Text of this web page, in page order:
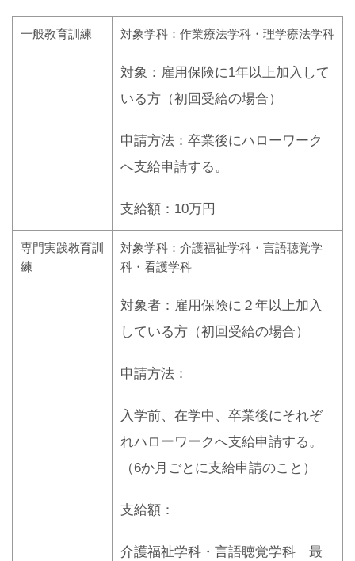
一般教育訓練 対象学科：作業療法学科・理学療法学科
対象：雇用保険に1年以上加入して
いる方（初回受給の場合）
申請方法：卒業後にハローワーク
へ支給申請する。
支給額：10万円
専門実践教育訓
練
対象学科：介護福祉学科・言語聴覚学
科・看護学科
対象者：雇用保険に２年以上加入
している方（初回受給の場合）
申請方法：
入学前、在学中、卒業後にそれぞ
れハローワークへ支給申請する。
（6か月ごとに支給申請のこと）
支給額：
介護福祉学科・言語聴覚学科 最